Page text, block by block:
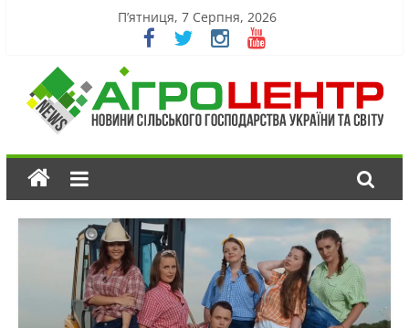
П’ятниця, 7 Серпня, 2026